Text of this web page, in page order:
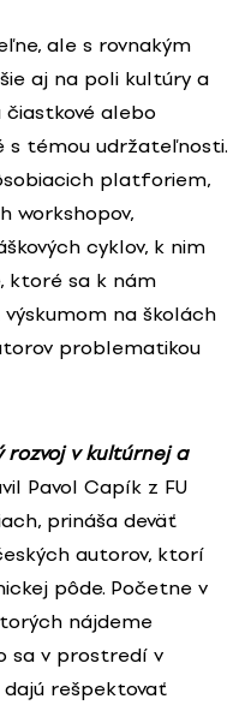
ale s rovnakým
aj na poli kultúry a
alebo
s témou udržateľnosti.
platforiem,
workshopov,
cyklov, k nim
ktoré sa k nám
na školách
problematikou
rozvoj v kultúrnej a
Pavol Capík z FU
prináša deväť
autorov, ktorí
pôde. Početne v
nájdeme
sa v prostredí v
rešpektovať